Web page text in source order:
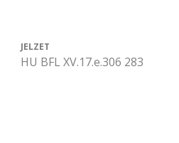
JELZET
HU BFL XV.17.e.306 283